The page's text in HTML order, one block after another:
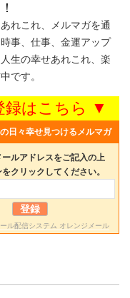
れこれ、メルマガを通
事、仕事、金運アップ
生の幸せあれこれ、楽
です。
録はこちら ▼
日々幸せ見つけるメルマガ
ールアドレスをご記入の上
クリックしてください。
ール配信システム オレンジメール